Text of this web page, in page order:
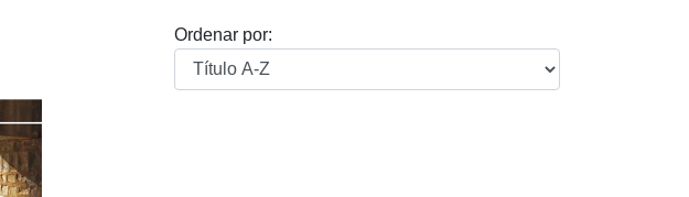
Ordenar por: